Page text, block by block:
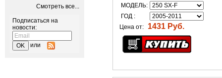
Смотреть все...
Подписаться на
новости:
или
МОДЕЛЬ:
ГОД :
Цена от:
1431 Руб.